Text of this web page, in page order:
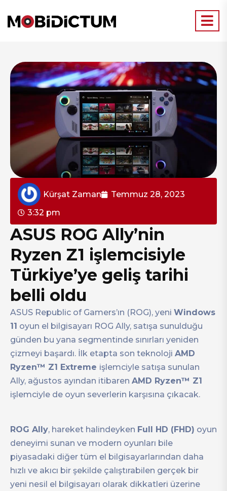
Kürşat Zaman
Temmuz 28, 2023
3:32 pm
ASUS ROG Ally’nin
Ryzen Z1 işlemcisiyle
Türkiye’ye geliş tarihi
belli oldu
ASUS Republic of Gamers’ın (ROG), yeni Windows
11 oyun el bilgisayarı ROG Ally, satışa sunulduğu
günden bu yana segmentinde sınırları yeniden
çizmeyi başardı. İlk etapta son teknoloji AMD
Ryzen™ Z1 Extreme işlemciyle satışa sunulan
Ally, ağustos ayından itibaren AMD Ryzen™ Z1
işlemciyle de oyun severlerin karşısına çıkacak.
ROG Ally, hareket halindeyken Full HD (FHD) oyun
deneyimi sunan ve modern oyunları bile
piyasadaki diğer tüm el bilgisayarlarından daha
hızlı ve akıcı bir şekilde çalıştırabilen gerçek bir
yeni nesil el bilgisayarı olarak dikkatleri üzerine